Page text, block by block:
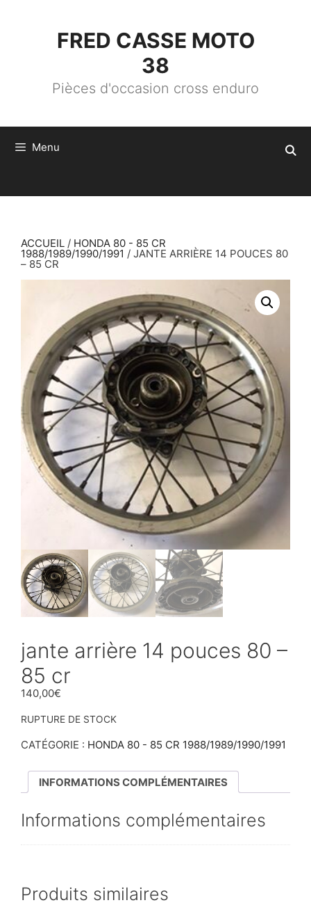
FRED CASSE MOTO
38
Pièces d'occasion cross enduro
Menu
ACCUEIL / HONDA 80 - 85 CR
1988/1989/1990/1991 / JANTE ARRIÈRE 14 POUCES 80
– 85 CR
jante arrière 14 pouces 80 –
85 cr
140,00€
RUPTURE DE STOCK
CATÉGORIE : HONDA 80 - 85 CR 1988/1989/1990/1991
INFORMATIONS COMPLÉMENTAIRES
Informations complémentaires
Produits similaires